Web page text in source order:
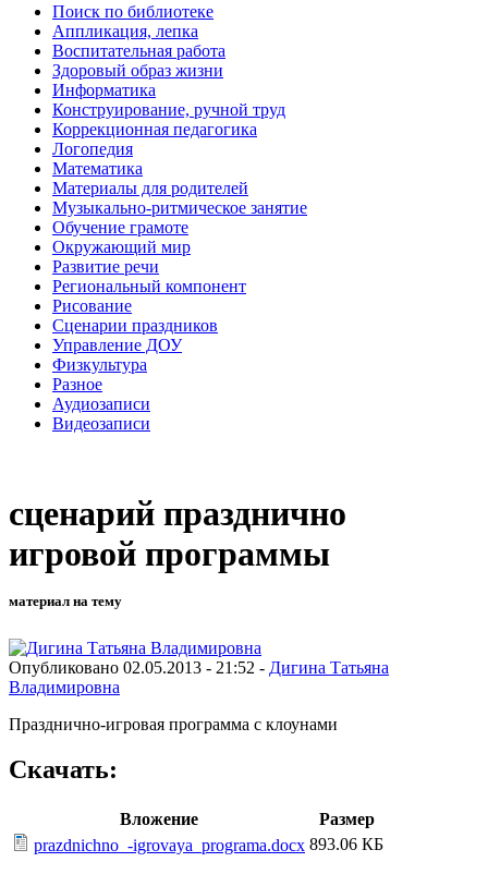
Поиск по библиотеке
Аппликация, лепка
Воспитательная работа
Здоровый образ жизни
Информатика
Конструирование, ручной труд
Коррекционная педагогика
Логопедия
Математика
Материалы для родителей
Музыкально-ритмическое занятие
Обучение грамоте
Окружающий мир
Развитие речи
Региональный компонент
Рисование
Сценарии праздников
Управление ДОУ
Физкультура
Разное
Аудиозаписи
Видеозаписи
сценарий празднично
игровой программы
материал на тему
Опубликовано 02.05.2013 - 21:52 - Дигина Татьяна
Владимировна
Празднично-игровая программа с клоунами
Скачать:
Вложение
Размер
prazdnichno_-igrovaya_programa.docx 893.06 КБ